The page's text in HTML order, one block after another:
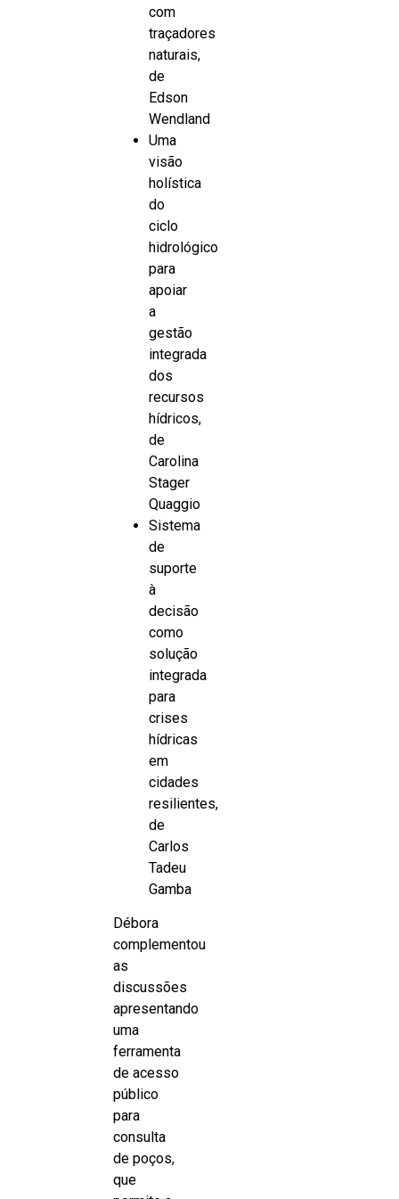
com
traçadores
naturais,
de
Edson
Wendland
Uma
visão
holística
do
ciclo
hidrológico
para
apoiar
a
gestão
integrada
dos
recursos
hídricos,
de
Carolina
Stager
Quaggio
Sistema
de
suporte
à
decisão
como
solução
integrada
para
crises
hídricas
em
cidades
resilientes,
de
Carlos
Tadeu
Gamba
Débora
complementou
as
discussões
apresentando
uma
ferramenta
de acesso
público
para
consulta
de poços,
que